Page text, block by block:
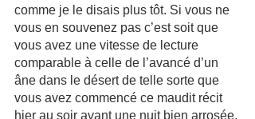
comme je le disais plus tôt. Si vous ne
vous en souvenez pas c’est soit que
vous avez une vitesse de lecture
comparable à celle de l’avancé d’un
âne dans le désert de telle sorte que
vous avez commencé ce maudit récit
hier au soir avant une nuit bien arrosée,